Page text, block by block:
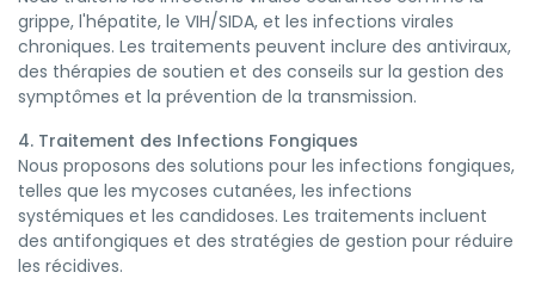
grippe, l'hépatite, le VIH/SIDA, et les infections virales
chroniques. Les traitements peuvent inclure des antiviraux,
des thérapies de soutien et des conseils sur la gestion des
symptômes et la prévention de la transmission.
4. Traitement des Infections Fongiques
Nous proposons des solutions pour les infections fongiques,
telles que les mycoses cutanées, les infections
systémiques et les candidoses. Les traitements incluent
des antifongiques et des stratégies de gestion pour réduire
les récidives.